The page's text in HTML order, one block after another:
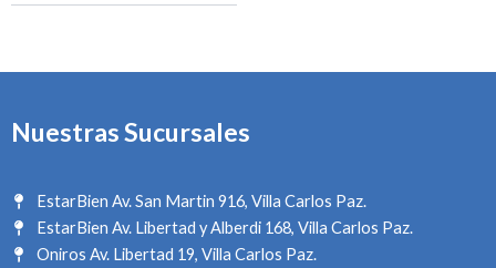
Nuestras Sucursales
EstarBien Av. San Martin 916, Villa Carlos Paz.
EstarBien Av. Libertad y Alberdi 168, Villa Carlos Paz.
Oniros Av. Libertad 19, Villa Carlos Paz.